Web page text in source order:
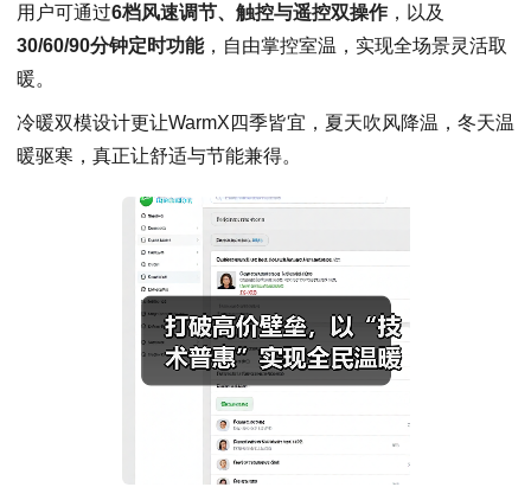
用户可通过6档风速调节、触控与遥控双操作，以及
30/60/90分钟定时功能，自由掌控室温，实现全场景灵活取
暖。
冷暖双模设计更让WarmX四季皆宜，夏天吹风降温，冬天温
暖驱寒，真正让舒适与节能兼得。